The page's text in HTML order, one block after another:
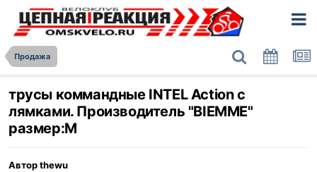
Продажа
трусы коммандные INTEL Action с
лямками. Производитель "BIEMME"
размер:М
Авторthewu